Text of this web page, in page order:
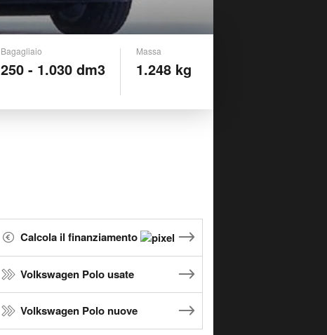
Bagagliaio
250 - 1.030 dm3
Massa
1.248 kg
Calcola il finanziamento
Volkswagen Polo usate
Volkswagen Polo nuove